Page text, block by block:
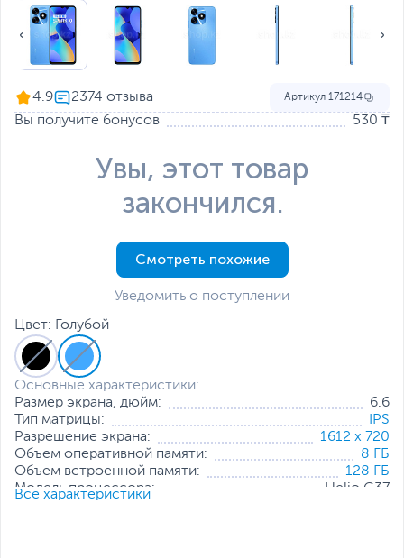
Цвет: Голубой
Основные характеристики:
Размер экрана, дюйм:
6.6
Тип матрицы:
IPS
Разрешение экрана:
1612 x 720
Объем оперативной памяти:
8 ГБ
Объем встроенной памяти:
128 ГБ
Модель процессора:
Helio G37
Все характеристики
4.9 Артикул 171214
Вы получите бонусов 530 ₸
Увы, этот товар
закончился.
Смотреть похожие
Уведомить о поступлении